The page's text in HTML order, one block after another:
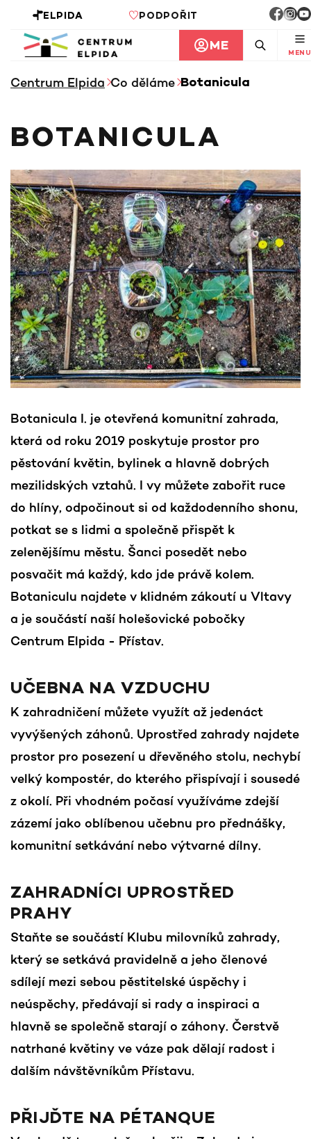
ELPIDA PODPOŘIT
ME MENU
Centrum Elpida Co děláme Botanicula
BOTANICULA
Botanicula I. je otevřená komunitní zahrada,
která od roku 2019 poskytuje prostor pro
pěstování květin, bylinek a hlavně dobrých
mezilidských vztahů. I vy můžete zabořit ruce
do hlíny, odpočinout si od každodenního shonu,
potkat se s lidmi a společně přispět k
zelenějšímu městu. Šanci posedět nebo
posvačit má každý, kdo jde právě kolem.
Botaniculu najdete v klidném zákoutí u Vltavy
a je součástí naší holešovické pobočky
Centrum Elpida - Přístav.
UČEBNA NA VZDUCHU
K zahradničení můžete využít až jedenáct
vyvýšených záhonů. Uprostřed zahrady najdete
prostor pro posezení u dřevěného stolu, nechybí
velký kompostér, do kterého přispívají i sousedé
z okolí. Při vhodném počasí využíváme zdejší
zázemí jako oblíbenou učebnu pro přednášky,
komunitní setkávání nebo výtvarné dílny.
ZAHRADNÍCI UPROSTŘED
PRAHY
Staňte se součástí Klubu milovníků zahrady,
který se setkává pravidelně a jeho členové
sdílejí mezi sebou pěstitelské úspěchy i
neúspěchy, předávají si rady a inspiraci a
hlavně se společně starají o záhony. Čerstvě
natrhané květiny ve váze pak dělají radost i
dalším návštěvníkům Přístavu.
PŘIJĎTE NA PÉTANQUE